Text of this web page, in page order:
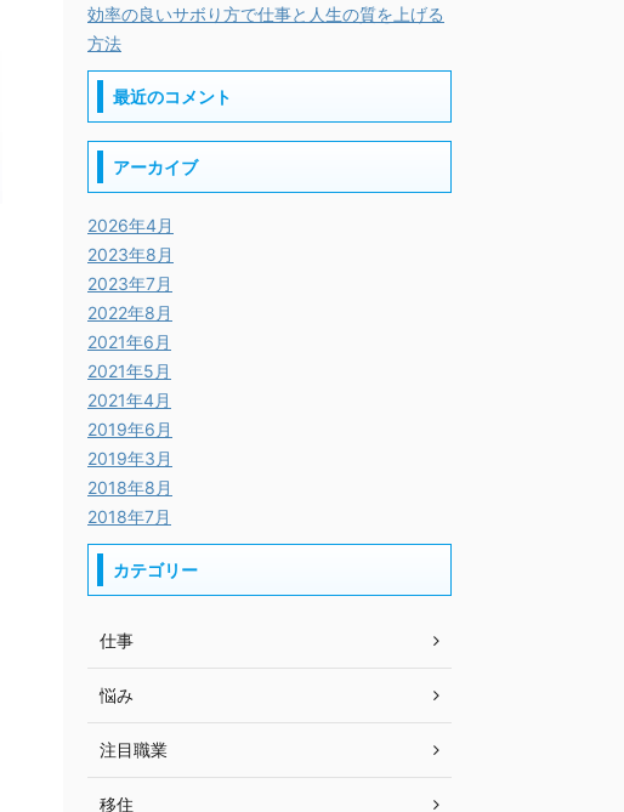
効率の良いサボり方で仕事と人生の質を上げる
方法
最近のコメント
アーカイブ
2026年4月
2023年8月
2023年7月
2022年8月
2021年6月
2021年5月
2021年4月
2019年6月
2019年3月
2018年8月
2018年7月
カテゴリー
仕事
悩み
注目職業
移住